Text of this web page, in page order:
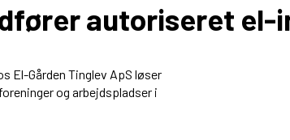
autoriseret
El-Gården Tinglev ApS løser
og arbejdspladser i